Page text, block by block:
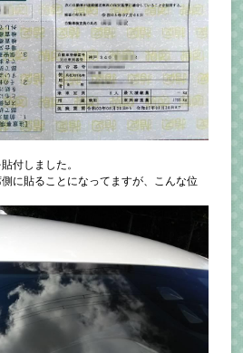
付しました。
に貼ることになってますが、こんな位